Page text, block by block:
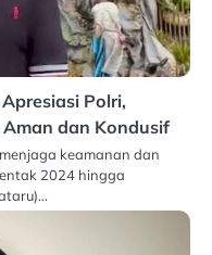
Polri,
dan Kondusif
keamanan dan
2024 hingga